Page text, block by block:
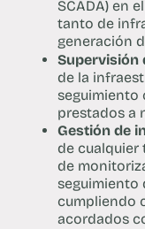
SCADA) en
tanto de
generación
Supervisión
de la
seguimiento
prestados a
Gestión de
de cualquier
de
seguimiento
cumpliendo
acordados